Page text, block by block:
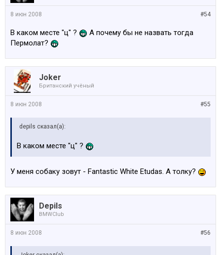
#54
8 июн 2008
В каком месте "ц" ?
А почему бы не назвать тогда
Пермолат?
Joker
Британский учёный
#55
8 июн 2008
depils сказал(а):
В каком месте "ц" ?
У меня собаку зовут - Fantastic White Etudas. А толку?
Depils
BMWClub
#56
8 июн 2008